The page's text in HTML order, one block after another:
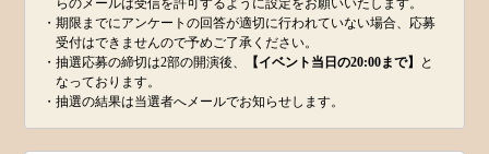
らのメールは受信を許可するように設定をお願いいたします。
・期限までにアンケートの回答が適切に行われていない場合、応募
受付はできませんので予めご了承ください。
・抽選応募の締切は2部の開演後、
【イベント当日の20:00まで】
と
なっております。
・抽選の結果は当選者へメールでお知らせします。